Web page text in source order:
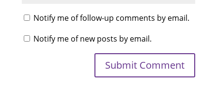
Notify me of follow-up comments by email.
Notify me of new posts by email.